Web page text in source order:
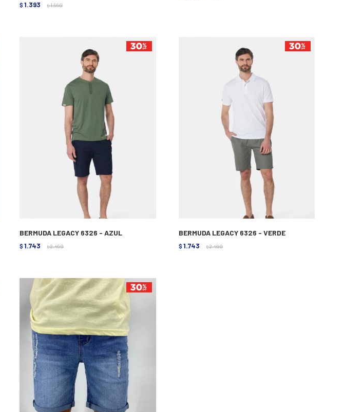
$ 1.393 $ 1.990
BERMUDA LEGACY 6326 - AZUL
$ 1.743 $ 2.490
BERMUDA LEGACY 6326 - VERDE
$ 1.743 $ 2.490